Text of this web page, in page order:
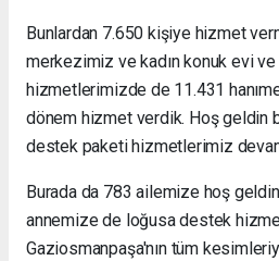
Bunlardan 7.650 kişiye hizmet
merkezimiz ve kadın konuk evi
hizmetlerimizde de 11.431
dönem hizmet verdik. Hoş geldin
destek paketi hizmetlerimiz
Burada da 783 ailemize hoş
annemize de loğusa destek
Gaziosmanpaşa'nın tüm